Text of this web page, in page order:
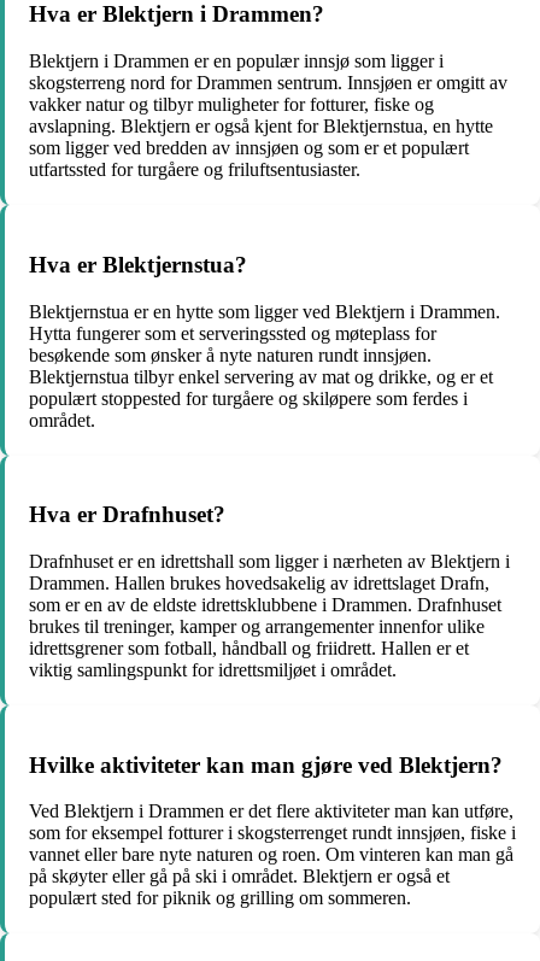
Hva er Blektjern i Drammen?
Blektjern i Drammen er en populær innsjø som ligger i
skogsterreng nord for Drammen sentrum. Innsjøen er omgitt av
vakker natur og tilbyr muligheter for fotturer, fiske og
avslapning. Blektjern er også kjent for Blektjernstua, en hytte
som ligger ved bredden av innsjøen og som er et populært
utfartssted for turgåere og friluftsentusiaster.
Hva er Blektjernstua?
Blektjernstua er en hytte som ligger ved Blektjern i Drammen.
Hytta fungerer som et serveringssted og møteplass for
besøkende som ønsker å nyte naturen rundt innsjøen.
Blektjernstua tilbyr enkel servering av mat og drikke, og er et
populært stoppested for turgåere og skiløpere som ferdes i
området.
Hva er Drafnhuset?
Drafnhuset er en idrettshall som ligger i nærheten av Blektjern i
Drammen. Hallen brukes hovedsakelig av idrettslaget Drafn,
som er en av de eldste idrettsklubbene i Drammen. Drafnhuset
brukes til treninger, kamper og arrangementer innenfor ulike
idrettsgrener som fotball, håndball og friidrett. Hallen er et
viktig samlingspunkt for idrettsmiljøet i området.
Hvilke aktiviteter kan man gjøre ved Blektjern?
Ved Blektjern i Drammen er det flere aktiviteter man kan utføre,
som for eksempel fotturer i skogsterrenget rundt innsjøen, fiske i
vannet eller bare nyte naturen og roen. Om vinteren kan man gå
på skøyter eller gå på ski i området. Blektjern er også et
populært sted for piknik og grilling om sommeren.